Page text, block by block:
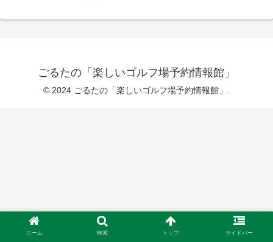
ごるたの「楽しいゴルフ場予約情報館」
© 2024 ごるたの「楽しいゴルフ場予約情報館」.
ホーム 検索 トップ サイドバー